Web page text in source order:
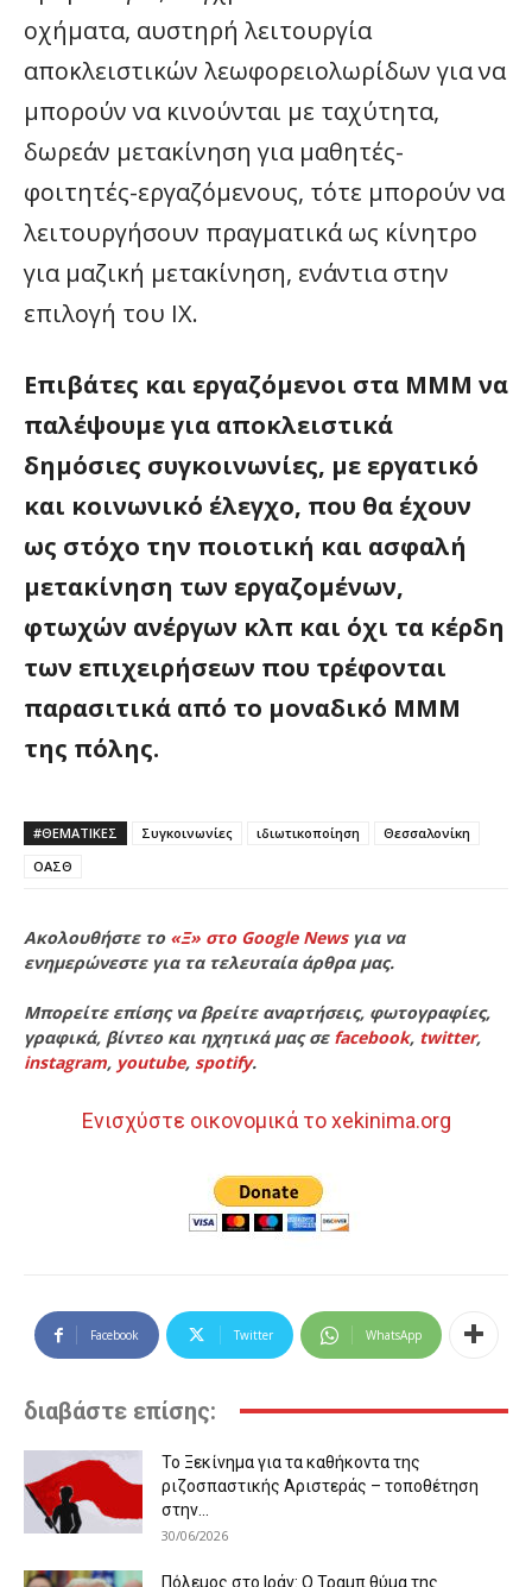
οχήματα, αυστηρή λειτουργία
αποκλειστικών λεωφορειολωρίδων για να
μπορούν να κινούνται με ταχύτητα,
δωρεάν μετακίνηση για μαθητές-
φοιτητές-εργαζόμενους, τότε μπορούν να
λειτουργήσουν πραγματικά ως κίνητρο
για μαζική μετακίνηση, ενάντια στην
επιλογή του ΙΧ.
Επιβάτες και εργαζόμενοι στα ΜΜΜ να
παλέψουμε για αποκλειστικά
δημόσιες συγκοινωνίες, με εργατικό
και κοινωνικό έλεγχο, που θα έχουν
ως στόχο την ποιοτική και ασφαλή
μετακίνηση των εργαζομένων,
φτωχών ανέργων κλπ και όχι τα κέρδη
των επιχειρήσεων που τρέφονται
παρασιτικά από το μοναδικό ΜΜΜ
της πόλης.
#ΘΕΜΑΤΙΚΈΣ Συγκοινωνίες ιδιωτικοποίηση
Θεσσαλονίκη
ΟΑΣΘ
Ακολουθήστε το «Ξ» στο Google Newsγια να
ενημερώνεστε για τα τελευταία άρθρα μας.
Μπορείτε επίσης να βρείτε αναρτήσεις, φωτογραφίες,
γραφικά, βίντεο και ηχητικά μας σε facebook, twitter,
instagram, youtube, spotify.
Ενισχύστε οικονομικά το xekinima.org
Facebook Twitter WhatsApp
διαβάστε επίσης:
Το Ξεκίνημα για τα καθήκοντα της
ριζοσπαστικής Αριστεράς – τοποθέτηση
στην...
30/06/2026
Πόλεμος στο Ιράν: Ο Τραμπ θύμα της